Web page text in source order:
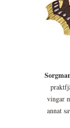
vingar
annat